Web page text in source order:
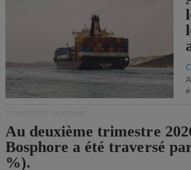
Au deuxième trimestre
Bosphore a été traversé
%).